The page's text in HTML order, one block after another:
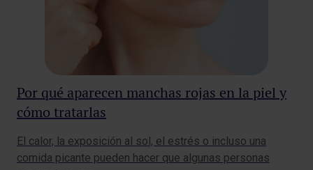
Por qué aparecen manchas rojas en la piel y
cómo tratarlas
El calor, la exposición al sol, el estrés o incluso una
comida picante pueden hacer que algunas personas